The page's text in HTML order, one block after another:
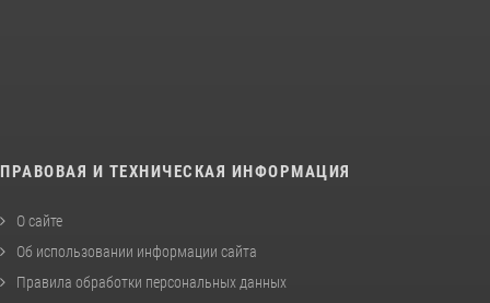
ПРАВОВАЯ И ТЕХНИЧЕСКАЯ ИНФОРМАЦИЯ
О сайте
Об использовании информации сайта
Правила обработки персональных данных